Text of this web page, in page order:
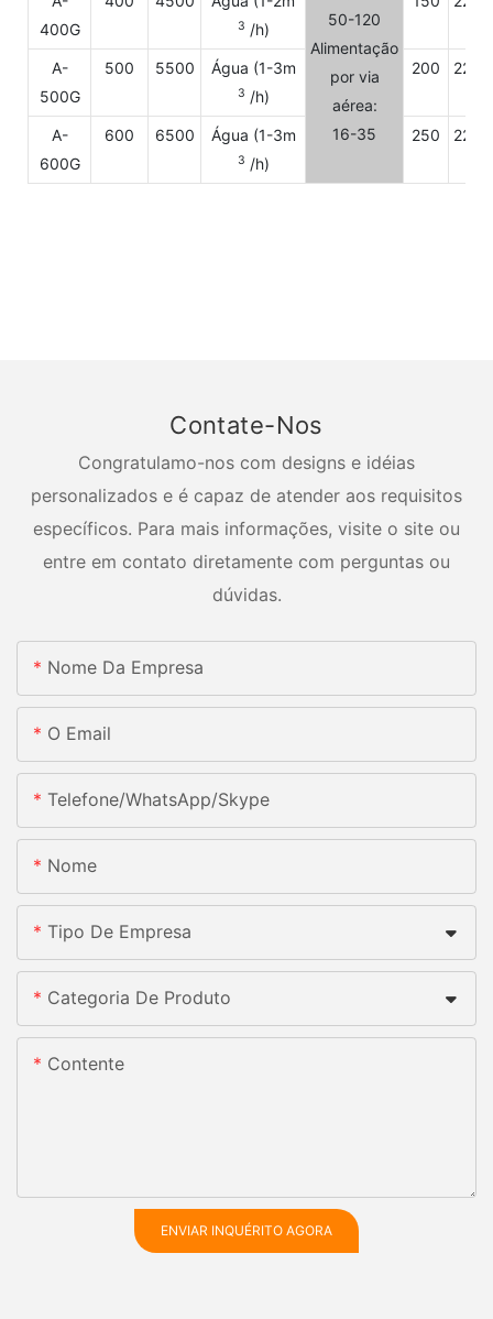
50-120
Alimentação
por via
aérea:
16-35
400G
3 /h)
A-
500G
500 5500 Água (1-3m
3 /h)
200 220/
A-
600G
600 6500 Água (1-3m
3 /h)
250 220/
Contate-Nos
Congratulamo-nos com designs e idéias
personalizados e é capaz de atender aos requisitos
específicos. Para mais informações, visite o site ou
entre em contato diretamente com perguntas ou
dúvidas.
Nome Da Empresa
O Email
Telefone/whatsApp/skype
Nome
Tipo De Empresa
Categoria De Produto
Contente
ENVIAR INQUÉRITO AGORA